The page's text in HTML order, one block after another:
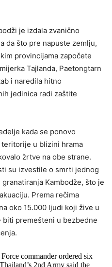
je izdala zvanično
da što pre napuste zemlju,
provincijama započete
Tajlanda, Paetongtarn
i naredila hitno
jedinica radi zaštite
kada se ponovo
u blizini hrama
žrtve na obe strane.
su izvestile o smrti jednog
Kambodže, što je
Prema rečima
oko 15.000 ljudi koji žive u
biti premešteni u bezbedne
commander ordered six
2nd Army said the